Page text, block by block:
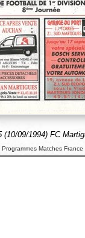
(10/09/1994) FC
Programmes Matches France